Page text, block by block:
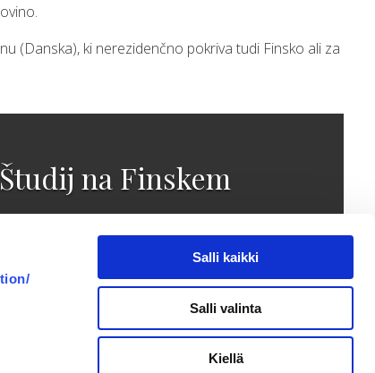
Salli kaikki
Salli valinta
Kiellä
(Danska), ki nerezidenčno pokriva tudi Finsko ali za
Študij na Finskem